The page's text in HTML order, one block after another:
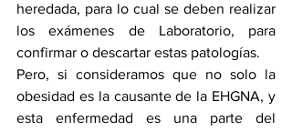
heredada, para lo cual se deben realizar
los exámenes de Laboratorio, para
confirmar o descartar estas patologías.
Pero, si consideramos que no solo la
obesidad es la causante de la EHGNA, y
esta enfermedad es una parte del